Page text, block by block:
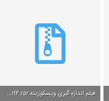
فیلم اندازه گیری ویسکوزیته.part2.rar